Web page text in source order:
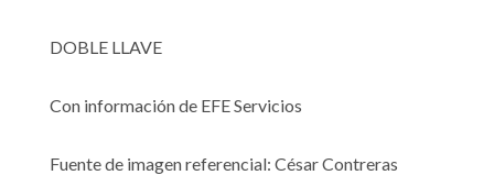
DOBLE LLAVE
Con información de EFE Servicios
Fuente de imagen referencial: César Contreras